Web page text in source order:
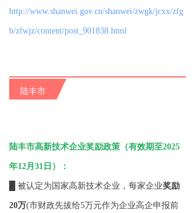
http://www.shanwei.gov.cn/shanwei/zwgk/jcxx/zfg
b/zfwjz/content/post_901838.html
陆丰市
陆丰市高新技术企业奖励政策（有效期至2025
年12月31日）：
█ 被认定为国家高新技术企业，每家企业奖励
20万(市财政先拔给5万元作为企业高企申报前